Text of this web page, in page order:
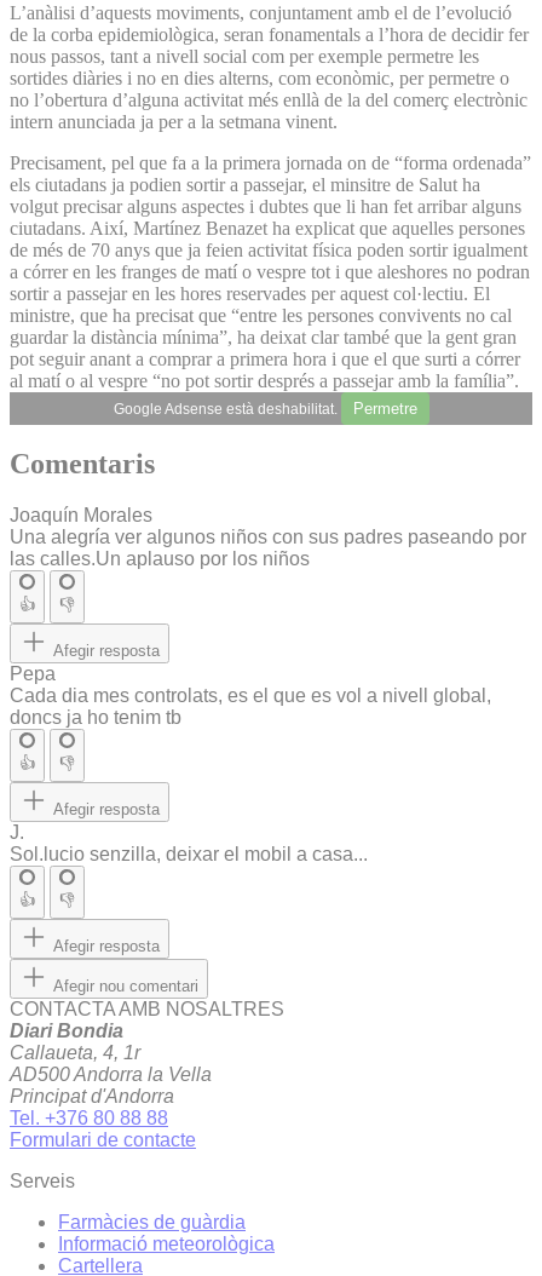
L’anàlisi d’aquests moviments, conjuntament amb el de l’evolució
de la corba epidemiològica, seran fonamentals a l’hora de decidir fer
nous passos, tant a nivell social com per exemple permetre les
sortides diàries i no en dies alterns, com econòmic, per permetre o
no l’obertura d’alguna activitat més enllà de la del comerç electrònic
intern anunciada ja per a la setmana vinent.
Precisament, pel que fa a la primera jornada on de “forma ordenada”
els ciutadans ja podien sortir a passejar, el minsitre de Salut ha
volgut precisar alguns aspectes i dubtes que li han fet arribar alguns
ciutadans. Així, Martínez Benazet ha explicat que aquelles persones
de més de 70 anys que ja feien activitat física poden sortir igualment
a córrer en les franges de matí o vespre tot i que aleshores no podran
sortir a passejar en les hores reservades per aquest col·lectiu. El
ministre, que ha precisat que “entre les persones convivents no cal
guardar la distància mínima”, ha deixat clar també que la gent gran
pot seguir anant a comprar a primera hora i que el que surti a córrer
al matí o al vespre “no pot sortir després a passejar amb la família”.
Google Adsense està deshabilitat. Permetre
Comentaris
Joaquín Morales
Una alegría ver algunos niños con sus padres paseando por
las calles.Un aplauso por los niños
👍 👎
Afegir resposta
Pepa
Cada dia mes controlats, es el que es vol a nivell global,
doncs ja ho tenim tb
👍 👎
Afegir resposta
J.
Sol.lucio senzilla, deixar el mobil a casa...
👍 👎
Afegir resposta
Afegir nou comentari
CONTACTA AMB NOSALTRES
Diari Bondia
Callaueta, 4, 1r
AD500 Andorra la Vella
Principat d'Andorra
Tel. +376 80 88 88
Formulari de contacte
Serveis
Farmàcies de guàrdia
Informació meteorològica
Cartellera